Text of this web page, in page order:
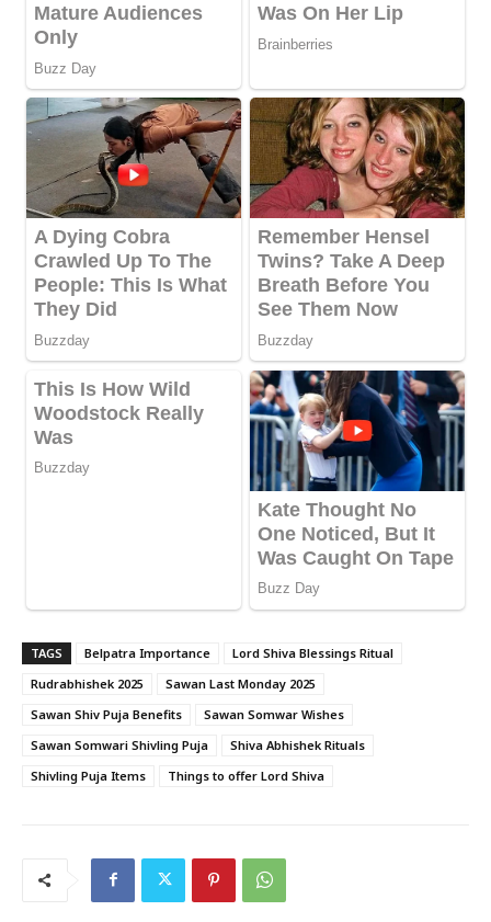
TAGS Belpatra Importance
Lord Shiva Blessings Ritual
Rudrabhishek 2025
Sawan Last Monday 2025
Sawan Shiv Puja Benefits
Sawan Somwar Wishes
Sawan Somwari Shivling Puja
Shiva Abhishek Rituals
Shivling Puja Items
Things to offer Lord Shiva